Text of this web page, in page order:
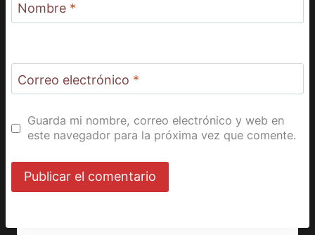
Nombre *
Correo electrónico *
Guarda mi nombre, correo electrónico y web en
este navegador para la próxima vez que comente.